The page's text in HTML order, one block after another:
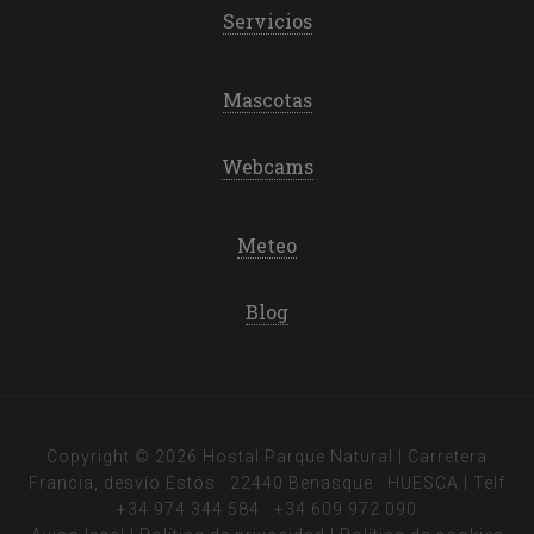
Servicios
Mascotas
Webcams
Meteo
Blog
Copyright © 2026 Hostal Parque Natural | Carretera
Francia, desvío Estós · 22440 Benasque · HUESCA | Telf
+34 974 344 584 · +34 609 972 090